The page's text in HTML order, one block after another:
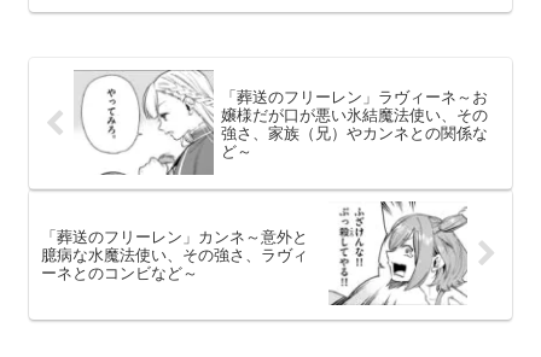
「葬送のフリーレン」ラヴィーネ～お
嬢様だが口が悪い氷結魔法使い、その
強さ、家族（兄）やカンネとの関係な
ど～
「葬送のフリーレン」カンネ～意外と
臆病な水魔法使い、その強さ、ラヴィ
ーネとのコンビなど～